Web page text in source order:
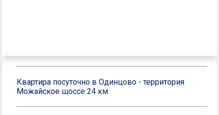
Квартира посуточно в Одинцово - территория
Можайское шоссе 24 км